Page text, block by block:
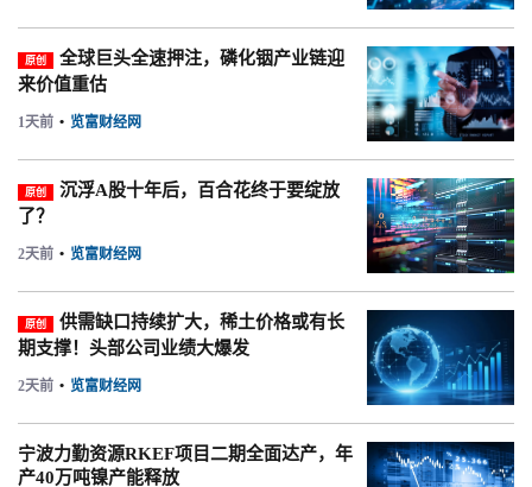
原创
全球巨头全速押注，磷化铟产业链迎
来价值重估
1天前 • 览富财经网
原创
沉浮A股十年后，百合花终于要绽放
了？
2天前 • 览富财经网
原创
供需缺口持续扩大，稀土价格或有长
期支撑！头部公司业绩大爆发
2天前 • 览富财经网
宁波力勤资源RKEF项目二期全面达产，年
产40万吨镍产能释放